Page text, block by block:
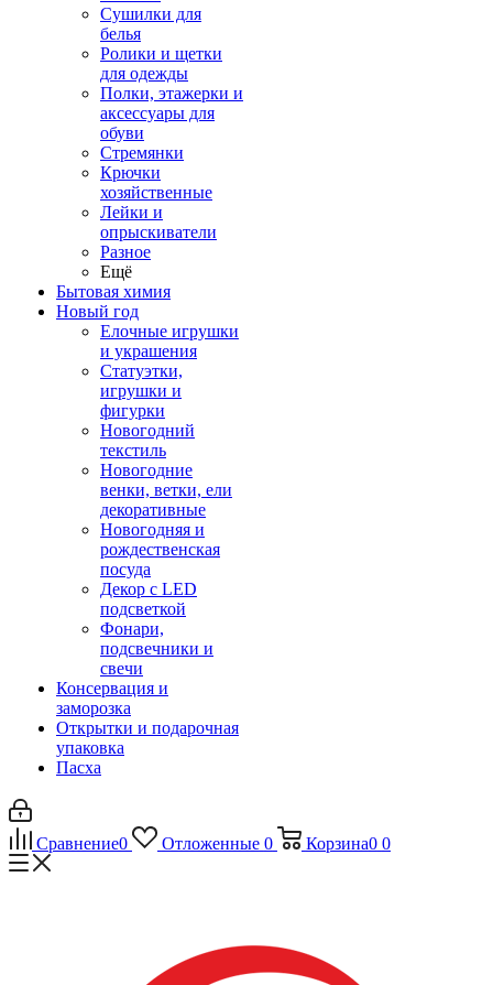
Сушилки для
белья
Ролики и щетки
для одежды
Полки, этажерки и
аксессуары для
обуви
Стремянки
Крючки
хозяйственные
Лейки и
опрыскиватели
Разное
Ещё
Бытовая химия
Новый год
Елочные игрушки
и украшения
Статуэтки,
игрушки и
фигурки
Новогодний
текстиль
Новогодние
венки, ветки, ели
декоративные
Новогодняя и
рождественская
посуда
Декор с LED
подсветкой
Фонари,
подсвечники и
свечи
Консервация и
заморозка
Открытки и подарочная
упаковка
Пасха
Сравнение0 Отложенные 0 Корзина0 0